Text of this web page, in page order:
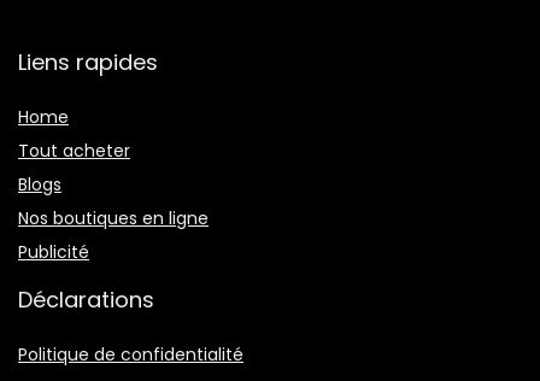
Liens rapides
Home
Tout acheter
Blogs
Nos boutiques en ligne
Publicité
Déclarations
Politique de confidentialité